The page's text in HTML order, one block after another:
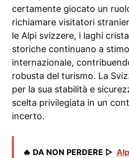
certamente giocato un
richiamare visitatori
le Alpi svizzere, i laghi
storiche continuano a
internazionale,
robusta del turismo. La
per la sua stabilità e
scelta privilegiata in un
incerto.
🔥 DA NON PERDERE ▷